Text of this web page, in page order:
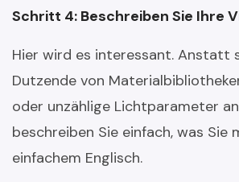
Schritt 4: Beschreiben Sie Ihre
Hier wird es interessant. Anstatt
Dutzende von
oder unzählige Lichtparameter
beschreiben Sie einfach, was Sie
einfachem Englisch.